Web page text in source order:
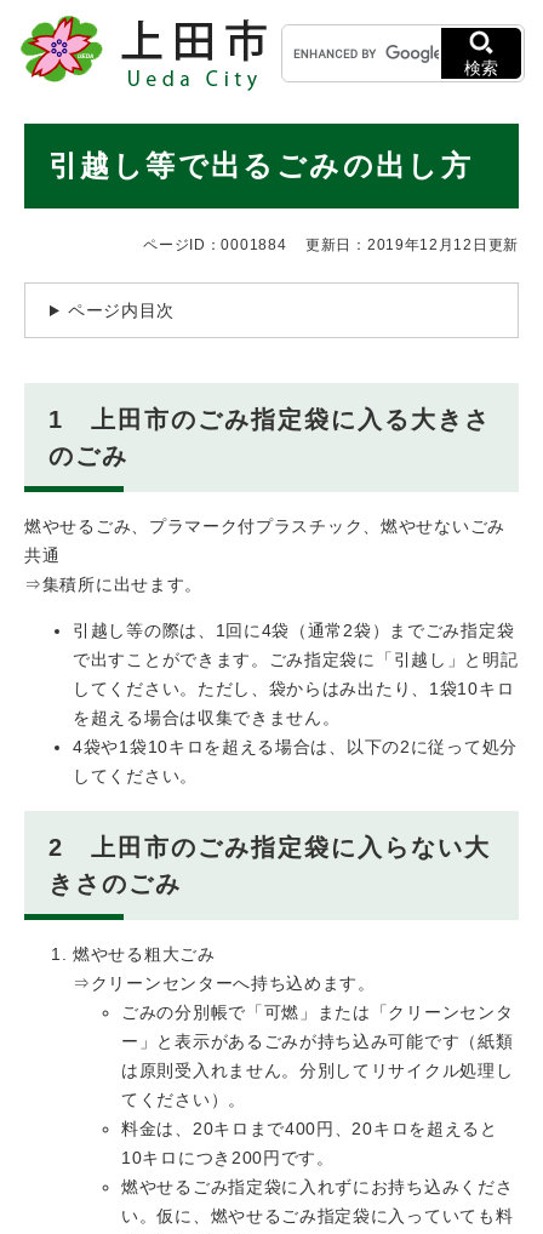
メニューを飛ばして本文へ
キ
ー
ワ
検
検索
引越し等で出るごみの出し方
ページID：0001884 更新日：2019年12月12日更新
ページ内目次
1 上田市のごみ指定袋に入る大きさ
のごみ
燃やせるごみ、プラマーク付プラスチック、燃やせないごみ
共通
⇒集積所に出せます。
引越し等の際は、1回に4袋（通常2袋）までごみ指定袋
で出すことができます。ごみ指定袋に「引越し」と明記
してください。ただし、袋からはみ出たり、1袋10キロ
を超える場合は収集できません。
4袋や1袋10キロを超える場合は、以下の2に従って処分
してください。
2 上田市のごみ指定袋に入らない大
きさのごみ
燃やせる粗大ごみ
⇒クリーンセンターへ持ち込めます。
ごみの分別帳で「可燃」または「クリーンセンタ
ー」と表示があるごみが持ち込み可能です（紙類
は原則受入れません。分別してリサイクル処理し
てください）。
料金は、20キロまで400円、20キロを超えると
10キロにつき200円です。
燃やせるごみ指定袋に入れずにお持ち込みくださ
い。仮に、燃やせるごみ指定袋に入っていても料